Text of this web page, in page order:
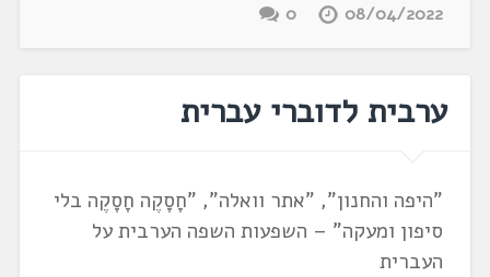
08/04/2022
0
ערבית לדוברי עברית
"היפה והחנון", "אתר וואלה", "חָסָקֶה חָסָקֶה בלי
סיפון ומעקה" – השפעות השפה הערבית על
העברית